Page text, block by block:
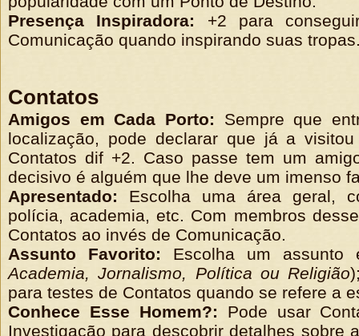
Presença Inspiradora:
+2 para
Comunicação quando inspirando suas
Contatos
Amigos em Cada Porto: Sempre que
localização, pode declarar que já a
Contatos dif +2. Caso passe tem um
decisivo é alguém que lhe deve um imenso
Apresentado: Escolha uma área geral,
polícia, academia, etc. Com membros
Contatos ao invés de Comunicação.
Assunto Favorito: Escolha um assunto
Academia, Jornalismo, Política ou Religião
para testes de Contatos quando se refere a
Conhece Esse Homem?: Pode usar
Investigação para descobrir detalhes sobre